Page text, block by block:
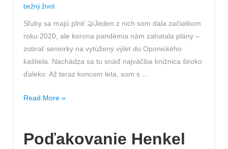
bežný život
Sľuby sa majú plniť.🤝Jeden z nich som dala začiatkom
roku 2020, ale korona pandémia nám zahatala plány –
zobrať seniorky na vytúžený výlet do Oponického
kaštiela. Nachádza sa tu snáď najväčšia knižnica široko
ďaleko. Až teraz koncom leta, som s …
Sľuby
plniť
Read More »
Poďakovanie Henkel